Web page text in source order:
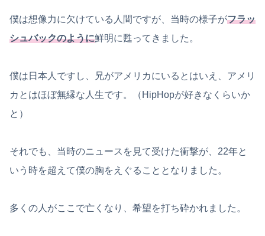
僕は想像力に欠けている人間ですが、当時の様子がフラッ
シュバックのように鮮明に甦ってきました。
僕は日本人ですし、兄がアメリカにいるとはいえ、アメリ
カとはほぼ無縁な人生です。（HipHopが好きなくらいか
と）
それでも、当時のニュースを見て受けた衝撃が、22年と
いう時を超えて僕の胸をえぐることとなりました。
多くの人がここで亡くなり、希望を打ち砕かれました。